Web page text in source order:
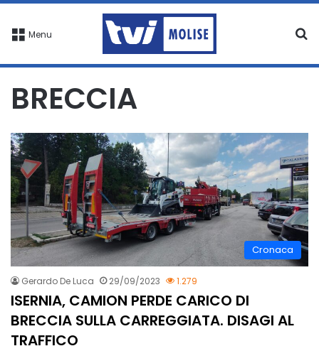
Menu
BRECCIA
Cronaca
Gerardo De Luca 29/09/2023 1.279
ISERNIA, CAMION PERDE CARICO DI
BRECCIA SULLA CARREGGIATA. DISAGI AL
TRAFFICO